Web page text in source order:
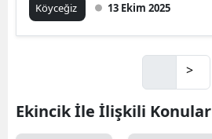
Köyceğiz 13 Ekim 2025
>
Ekincik İle İlişkili Konular